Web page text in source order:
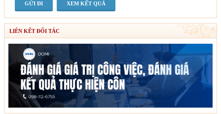
XEM KẾT QUẢ
LIÊN KẾT ĐỐI TÁC